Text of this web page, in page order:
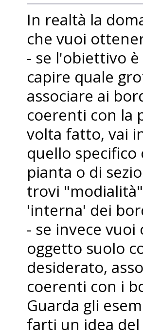
In realtà la
che vuoi
- se l'obiettivo
capire quale
associare ai
coerenti con la
volta fatto, vai
quello
pianta o di
trovi
'interna' dei
- se invece
oggetto suolo
desiderato,
coerenti con i
Guarda gli
farti un idea